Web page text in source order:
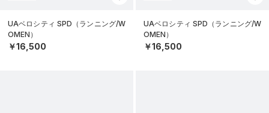
UAベロシティ SPD（ランニング/W
OMEN）
￥16,500
UAベロシティ SPD（ランニング/W
OMEN）
￥16,500